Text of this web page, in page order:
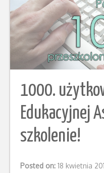
1000.
Edukacyjnej
szkolenie!
Posted on: 18 kwietnia